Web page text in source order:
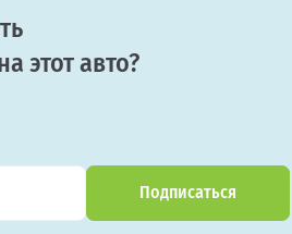
этот авто?
Подписаться